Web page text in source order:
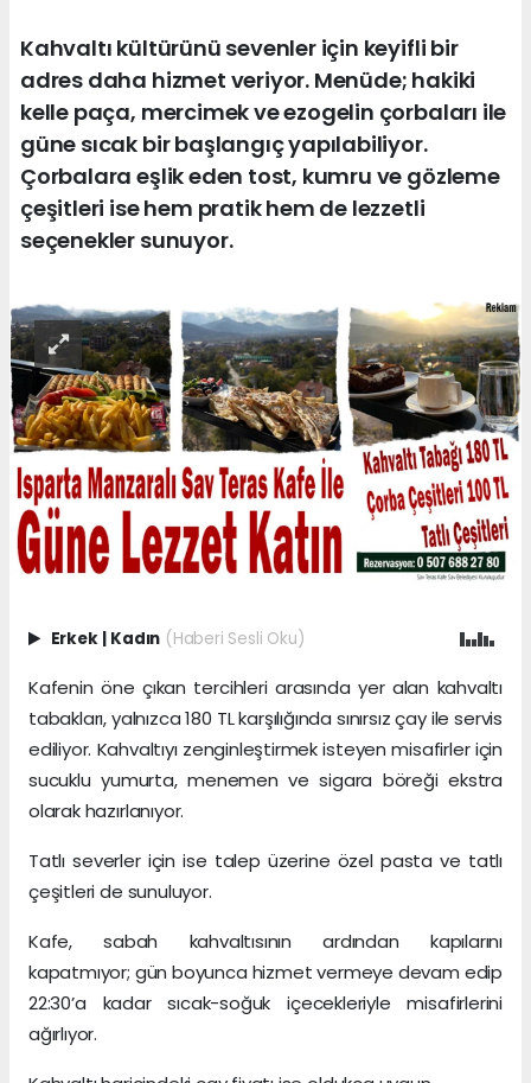
Kahvaltı kültürünü sevenler için keyifli bir
adres daha hizmet veriyor. Menüde; hakiki
kelle paça, mercimek ve ezogelin çorbaları ile
güne sıcak bir başlangıç yapılabiliyor.
Çorbalara eşlik eden tost, kumru ve gözleme
çeşitleri ise hem pratik hem de lezzetli
seçenekler sunuyor.
Erkek | Kadın (Haberi Sesli Oku)
Kafenin öne çıkan tercihleri arasında yer alan kahvaltı
tabakları, yalnızca 180 TL karşılığında sınırsız çay ile servis
ediliyor. Kahvaltıyı zenginleştirmek isteyen misafirler için
sucuklu yumurta, menemen ve sigara böreği ekstra
olarak hazırlanıyor.
Tatlı severler için ise talep üzerine özel pasta ve tatlı
çeşitleri de sunuluyor.
Kafe, sabah kahvaltısının ardından kapılarını
kapatmıyor; gün boyunca hizmet vermeye devam edip
22:30’a kadar sıcak-soğuk içecekleriyle misafirlerini
ağırlıyor.